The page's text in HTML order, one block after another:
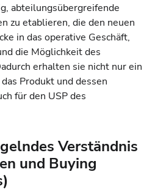
abteilungsübergreifende
zu etablieren, die den neuen
in das operative Geschäft,
die Möglichkeit des
erhalten sie nicht nur ein
Produkt und dessen
für den USP des
Verständnis
und Buying